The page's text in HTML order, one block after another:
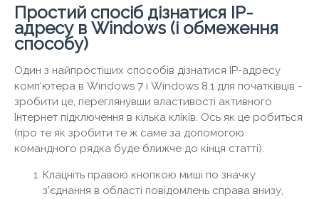
Простий спосіб дізнатися IP-
адресу в Windows (і обмеження
способу)
Один з найпростіших способів дізнатися IP-адресу
комп'ютера в Windows 7 і Windows 8.1 для початківців -
зробити це, переглянувши властивості активного
Інтернет підключення в кілька кліків. Ось як це робиться
(про те як зробити те ж саме за допомогою
командного рядка буде ближче до кінця статті):
Клацніть правою кнопкою миші по значку
з'єднання в області повідомлень справа внизу,